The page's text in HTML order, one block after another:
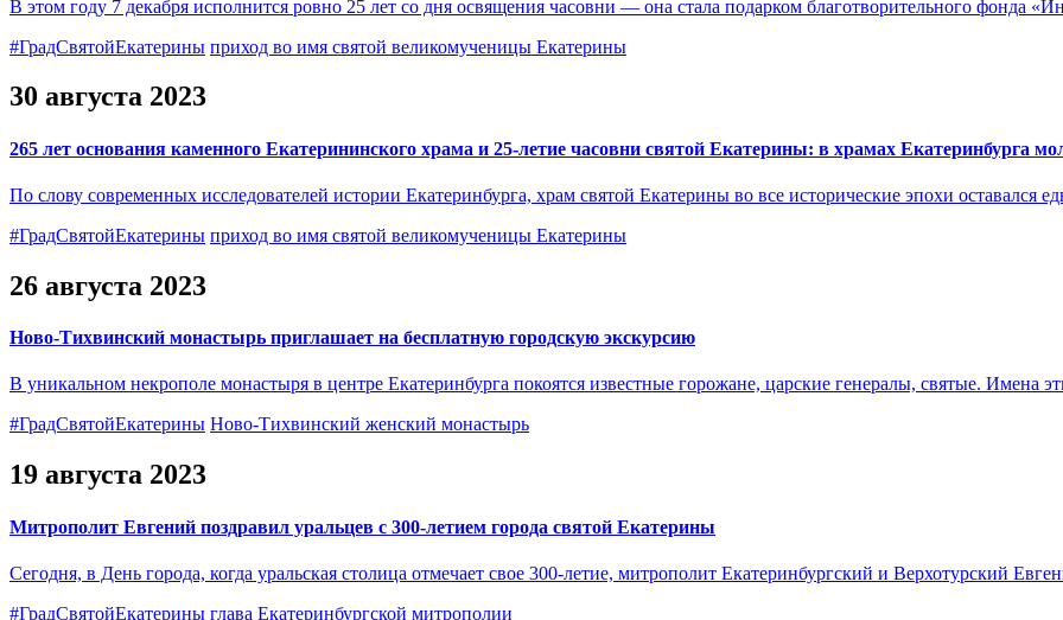
В этом году 7 декабря исполнится ровно 25 лет со дня освящения часовни — она стала подарком благотворительного фонда
#ГрадСвятойЕкатерины приход во имя святой великомученицы Екатерины
30 августа 2023
265 лет основания каменного Екатерининского храма и 25-летие часовни святой Екатерины: в храмах Екатеринбурга
По слову современных исследователей истории Екатеринбурга, храм святой Екатерины во все исторические эпохи оставался
#ГрадСвятойЕкатерины приход во имя святой великомученицы Екатерины
26 августа 2023
Ново-Тихвинский монастырь приглашает на бесплатную городскую экскурсию
В уникальном некрополе монастыря в центре Екатеринбурга покоятся известные горожане, царские генералы, святые.
#ГрадСвятойЕкатерины Ново-Тихвинский женский монастырь
19 августа 2023
Митрополит Евгений поздравил уральцев с 300-летием города святой Екатерины
Сегодня, в День города, когда уральская столица отмечает свое 300-летие, митрополит Екатеринбургский и Верхотурский
#ГрадСвятойЕкатерины глава Екатеринбургской митрополии